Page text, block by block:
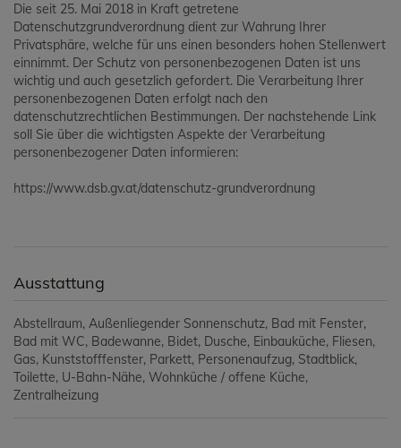
Die seit 25. Mai 2018 in Kraft getretene
Datenschutzgrundverordnung dient zur Wahrung Ihrer
Privatsphäre, welche für uns einen besonders hohen Stellenwert
einnimmt. Der Schutz von personenbezogenen Daten ist uns
wichtig und auch gesetzlich gefordert. Die Verarbeitung Ihrer
personenbezogenen Daten erfolgt nach den
datenschutzrechtlichen Bestimmungen. Der nachstehende Link
soll Sie über die wichtigsten Aspekte der Verarbeitung
personenbezogener Daten informieren:
https://www.dsb.gv.at/datenschutz-grundverordnung
Ausstattung
Abstellraum Außenliegender Sonnenschutz Bad mit Fenster
Bad mit WC Badewanne Bidet Dusche Einbauküche Fliesen
Gas Kunststofffenster Parkett Personenaufzug Stadtblick
Toilette U-Bahn-Nähe Wohnküche / offene Küche
Zentralheizung